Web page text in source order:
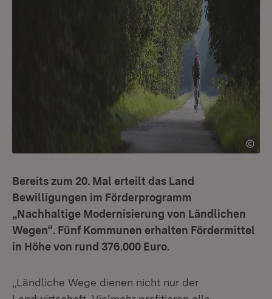
Bereits zum 20. Mal erteilt das Land
Bewilligungen im Förderprogramm
„Nachhaltige Modernisierung von Ländlichen
Wegen“. Fünf Kommunen erhalten Fördermittel
in Höhe von rund 376.000 Euro.
„Ländliche Wege dienen nicht nur der